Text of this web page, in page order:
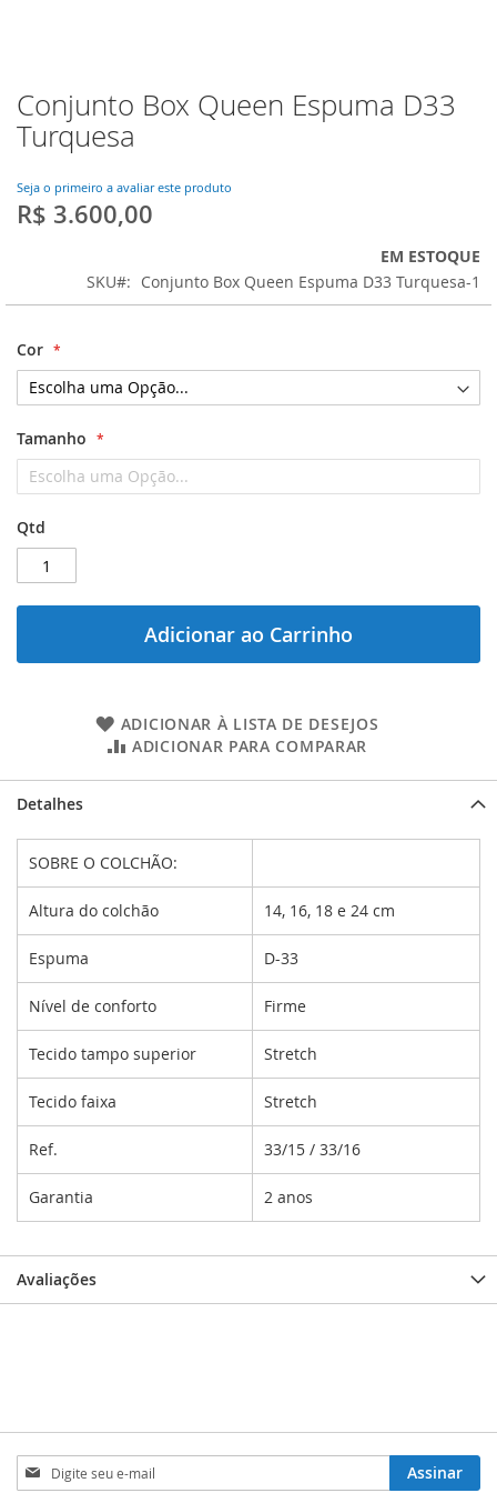
Saltar
para
o
da
Galeria
Conjunto Box Queen Espuma D33
Turquesa
Seja o primeiro a avaliar este produto
R$ 3.600,00
EM ESTOQUE
SKU
Conjunto Box Queen Espuma D33 Turquesa-1
Cor
Tamanho
Qtd
Adicionar ao Carrinho
ADICIONAR À LISTA DE DESEJOS
ADICIONAR PARA COMPARAR
Detalhes
SOBRE O COLCHÃO:
Altura do colchão 14, 16, 18 e 24 cm
Espuma D-33
Nível de conforto Firme
Tecido tampo superior Stretch
Tecido faixa Stretch
Ref. 33/15 / 33/16
Garantia 2 anos
Avaliações
Inscreva-
se
Assinar